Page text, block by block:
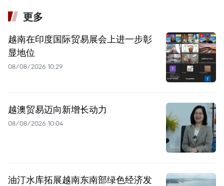
更多
越南在印度国际贸易展会上进一步彰
显地位
08/08/2026 10:29
越澳贸易迈向新增长动力
08/08/2026 10:04
油汀水库拓展越南东南部绿色经济发